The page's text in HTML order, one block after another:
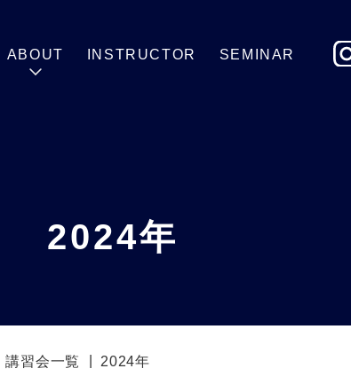
ABOUT INSTRUCTOR SEMINAR
2024年
講習会一覧 2024年